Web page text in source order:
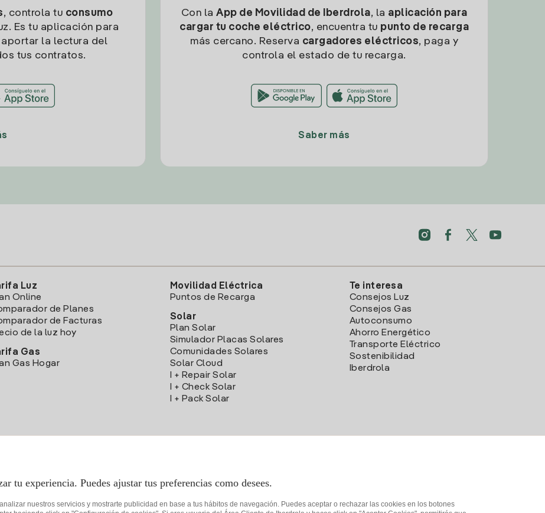
, controla tu consumo
Es tu aplicación para
aportar la lectura del
tus contratos.
Con la App de Movilidad de Iberdrola, la aplicación para
cargar tu coche eléctrico, encuentra tu punto de recarga
más cercano. Reserva cargadores eléctricos, paga y
controla el estado de tu recarga.
Saber más
Luz
Online
de Planes
de Facturas
de la luz hoy
Gas
Gas Hogar
Movilidad Eléctrica
Puntos de Recarga
Solar
Plan Solar
Simulador Placas Solares
Comunidades Solares
Solar Cloud
I + Repair Solar
I + Check Solar
I + Pack Solar
Te interesa
Consejos Luz
Consejos Gas
Autoconsumo
Ahorro Energético
Transporte Eléctrico
Sostenibilidad
Iberdrola
tu experiencia. Puedes ajustar tus preferencias como desees.
nuestros servicios y mostrarte publicidad en base a tus hábitos de navegación. Puedes aceptar o rechazar las cookies en los botones